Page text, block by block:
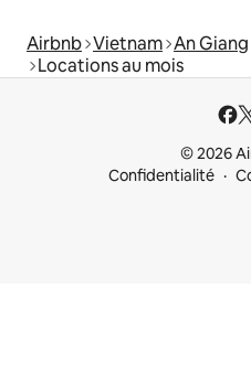
Airbnb Vietnam An Giang
Locations au mois
© 2026
Confidentialité